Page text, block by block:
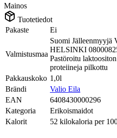
Mainos
Tuotetiedot
Pakaste
Ei
Valmistusmaa
Suomi Jälleenmyyjä
HELSINKI
Pastöroitu
proteiineja pilkottu
Pakkauskoko 1,0l
Brändi
Valio Eila
EAN
6408430000296
Kategoria
Erikoismaidot
Kalorit
52 kilokaloria per